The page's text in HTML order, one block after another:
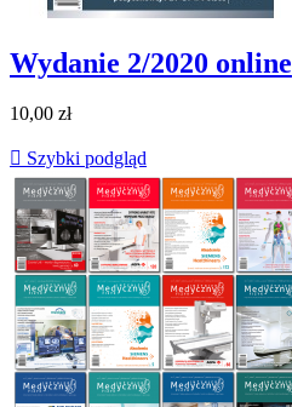
Wydanie 2/2020 online
10,00 zł
 Szybki podgląd